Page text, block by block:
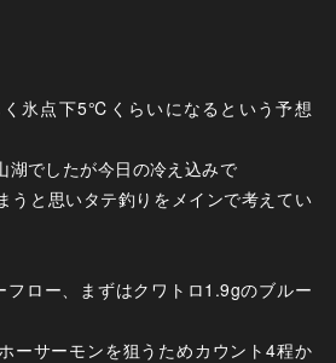
氷点下5℃くらいになるという予想
湖でしたが今日の冷え込みで
うと思いタテ釣りをメインで考えてい
ロー、まずはクワトロ1.9gのブルー
ーサーモンを狙うためカウント4程か